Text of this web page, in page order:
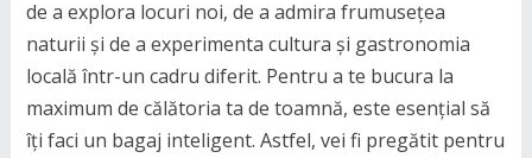
de a explora locuri noi, de a admira frumusețea
naturii și de a experimenta cultura și gastronomia
locală într-un cadru diferit. Pentru a te bucura la
maximum de călătoria ta de toamnă, este esențial să
îți faci un bagaj inteligent. Astfel, vei fi pregătit pentru